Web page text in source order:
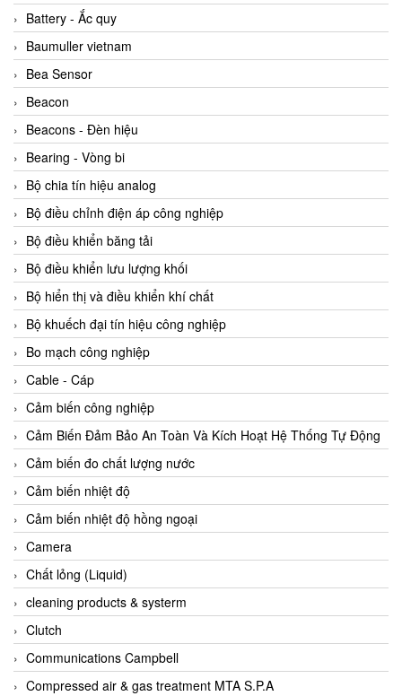
ACCUMAC Vietnam
AccuWeb Vietnam
Acey
ACOEM Vietnam
ADCA Vietnam
ADFweb Vietnam
Adler Vietnam
Ados Vietnam
Advanced Energy Vietnam
Advantech Vietnam
Agate Vietnam
AGR International Vietnam
Aichi Tokei Denki Vietnam
Aii Vietnam
AIKOH
AINUO Vietnam
AIR MAJOR
Aira Euro Automation
Airtac Vietnam
Airtec Vietnam
AI-Tek Vietnam
Akerstroms Viet Nam
AKO Armaturen & Separationstechnik
AKO Armaturen & Separationstechnik Vietnam
AKUSENSE
Battery - Ắc quy
Baumuller vietnam
Bea Sensor
Beacon
Beacons - Đèn hiệu
Bearing - Vòng bi
Bộ chia tín hiệu analog
Bộ điều chỉnh điện áp công nghiệp
Bộ điều khiển băng tải
Bộ điều khiển lưu lượng khối
Bộ hiển thị và điều khiển khí chất
Bộ khuếch đại tín hiệu công nghiệp
Bo mạch công nghiệp
Cable - Cáp
Cảm biến công nghiệp
Cảm Biến Đảm Bảo An Toàn Và Kích Hoạt Hệ Thống Tự Động
Cảm biến đo chất lượng nước
Cảm biến nhiệt độ
Cảm biến nhiệt độ hồng ngoại
Camera
Chất lỏng (Liquid)
cleaning products & systerm
Clutch
Communications Campbell
Compressed air & gas treatment MTA S.P.A